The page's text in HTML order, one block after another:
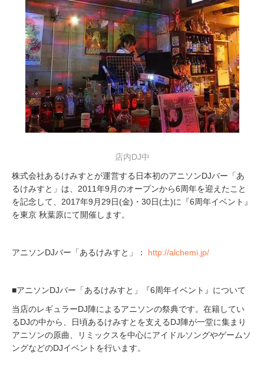
店内DJ中
株式会社あるけみすとが運営する日本初のアニソンDJバー「あ
るけみすと」は、2011年9月のオープンから6周年を迎えたこと
を記念して、2017年9月29日(金)・30日(土)に『6周年イベント』
を東京 秋葉原にて開催します。
アニソンDJバー「あるけみすと」： http://alchemi.jp/
■アニソンDJバー「あるけみすと」『6周年イベント』について
当店のレギュラーDJ陣によるアニソンの祭典です。在籍してい
るDJの中から、日頃あるけみすとを支えるDJ陣が一堂に集まり
アニソンの原曲、リミックスを中心にアイドルソングやゲームソ
ングなどのDJイベントを行います。